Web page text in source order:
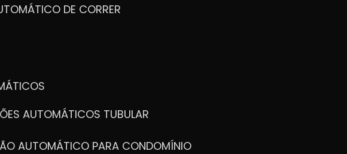
DE CORRER
AUTOMÁTICOS TUBULAR
AUTOMÁTICO PARA CONDOMÍNIO